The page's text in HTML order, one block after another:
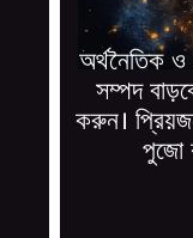
অর্থনৈতিক ও
সম্পদ
করুন।
পুজো